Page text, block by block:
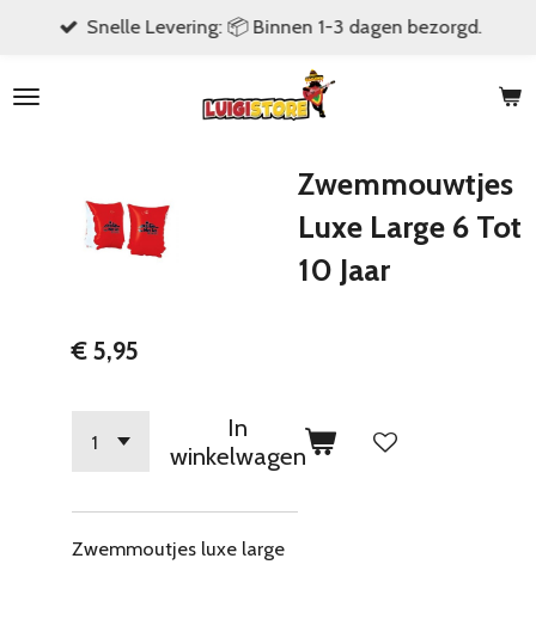
naar
Snelle Levering: 📦 Binnen 1-3 dagen bezorgd.
Zwemmouwtjes
Luxe Large 6 Tot
10 Jaar
€ 5,95
In
winkelwagen
Zwemmoutjes luxe large